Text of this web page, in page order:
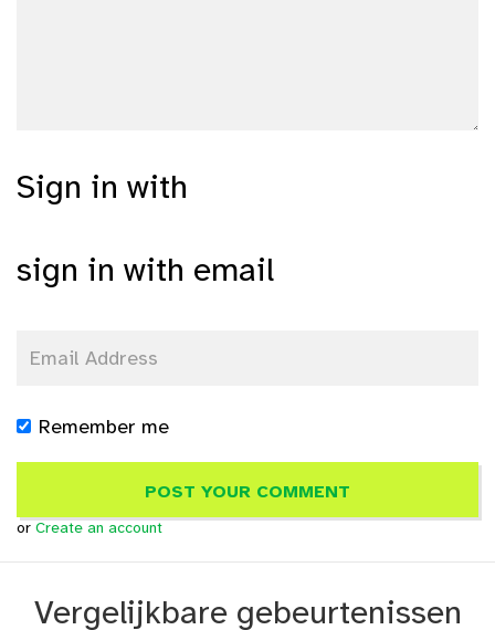
Sign in with
sign in with email
Remember me
or Create an account
Vergelijkbare gebeurtenissen